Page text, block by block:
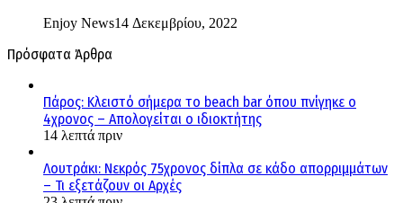
Enjoy News14 Δεκεμβρίου, 2022
Πρόσφατα Άρθρα
Πάρος: Κλειστό σήμερα το beach bar όπου πνίγηκε ο
4χρονος – Απολογείται ο ιδιοκτήτης
14 λεπτά πριν
Λουτράκι: Νεκρός 75χρονος δίπλα σε κάδο απορριμμάτων
– Τι εξετάζουν οι Αρχές